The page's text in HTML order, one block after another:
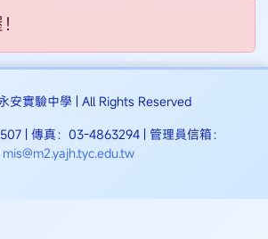
安實驗中學 | All Rights Reserved
| 傳真：03-4863294 | 管理員信箱：
mis@m2.yajh.tyc.edu.tw